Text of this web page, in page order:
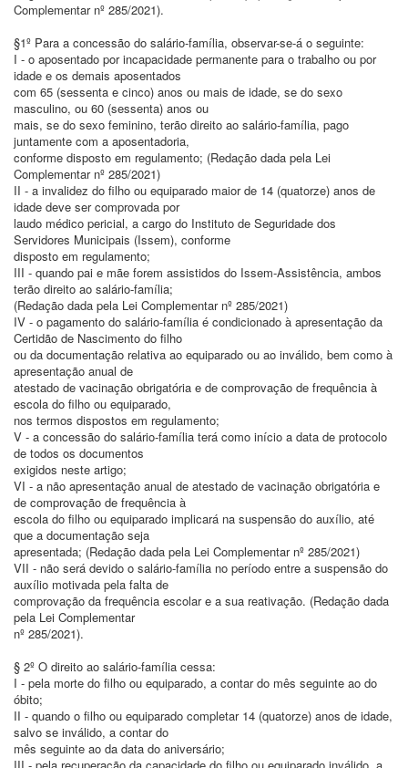
Complementar nº 285/2021).
§1º Para a concessão do salário-família, observar-se-á o seguinte:
I - o aposentado por incapacidade permanente para o trabalho ou por
idade e os demais aposentados
com 65 (sessenta e cinco) anos ou mais de idade, se do sexo
masculino, ou 60 (sessenta) anos ou
mais, se do sexo feminino, terão direito ao salário-família, pago
juntamente com a aposentadoria,
conforme disposto em regulamento; (Redação dada pela Lei
Complementar nº 285/2021)
II - a invalidez do filho ou equiparado maior de 14 (quatorze) anos de
idade deve ser comprovada por
laudo médico pericial, a cargo do Instituto de Seguridade dos
Servidores Municipais (Issem), conforme
disposto em regulamento;
III - quando pai e mãe forem assistidos do Issem-Assistência, ambos
terão direito ao salário-família;
(Redação dada pela Lei Complementar nº 285/2021)
IV - o pagamento do salário-família é condicionado à apresentação da
Certidão de Nascimento do filho
ou da documentação relativa ao equiparado ou ao inválido, bem como à
apresentação anual de
atestado de vacinação obrigatória e de comprovação de frequência à
escola do filho ou equiparado,
nos termos dispostos em regulamento;
V - a concessão do salário-família terá como início a data de protocolo
de todos os documentos
exigidos neste artigo;
VI - a não apresentação anual de atestado de vacinação obrigatória e
de comprovação de frequência à
escola do filho ou equiparado implicará na suspensão do auxílio, até
que a documentação seja
apresentada; (Redação dada pela Lei Complementar nº 285/2021)
VII - não será devido o salário-família no período entre a suspensão do
auxílio motivada pela falta de
comprovação da frequência escolar e a sua reativação. (Redação dada
pela Lei Complementar
nº 285/2021).
§ 2º O direito ao salário-família cessa:
I - pela morte do filho ou equiparado, a contar do mês seguinte ao do
óbito;
II - quando o filho ou equiparado completar 14 (quatorze) anos de idade,
salvo se inválido, a contar do
mês seguinte ao da data do aniversário;